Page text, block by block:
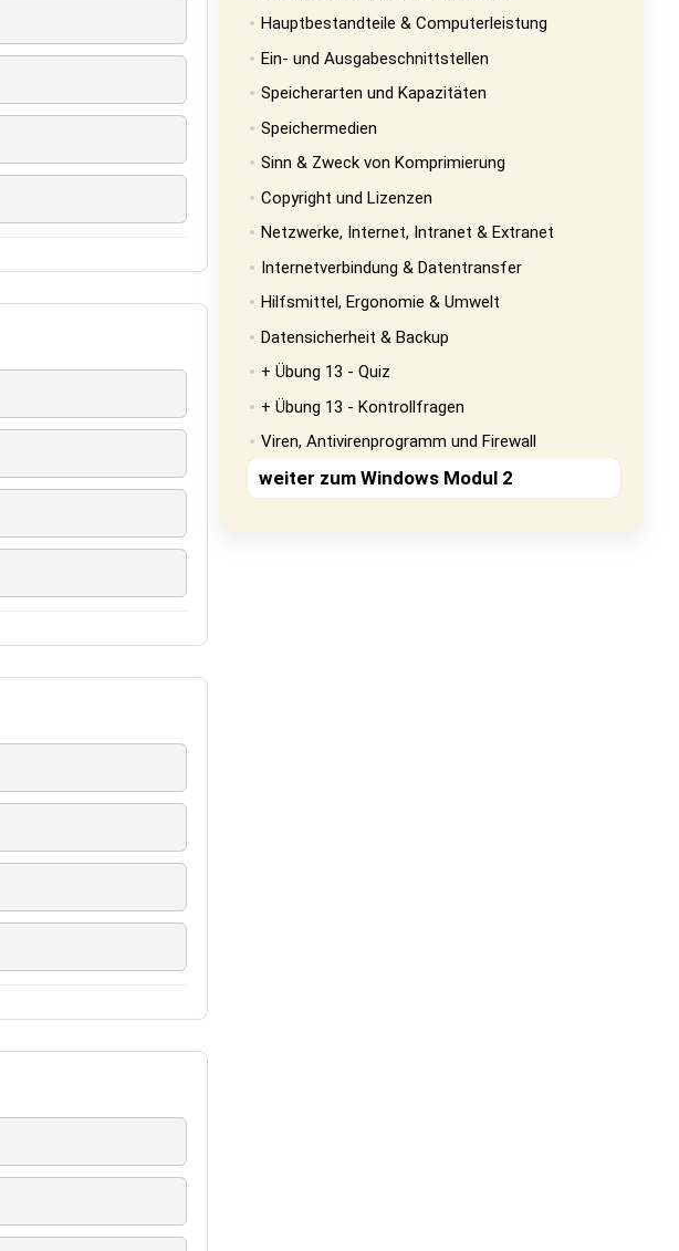
Hauptbestandteile & Computerleistung
Ein- und Ausgabeschnittstellen
Speicherarten und Kapazitäten
Speichermedien
Sinn & Zweck von Komprimierung
Copyright und Lizenzen
Netzwerke, Internet, Intranet & Extranet
Internetverbindung & Datentransfer
Hilfsmittel, Ergonomie & Umwelt
Datensicherheit & Backup
+ Übung 13 - Quiz
+ Übung 13 - Kontrollfragen
Viren, Antivirenprogramm und Firewall
weiter zum Windows Modul 2